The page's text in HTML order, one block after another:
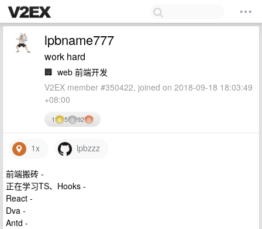
lpbname777
work hard
🏢 web 前端开发
V2EX member #350422, joined on 2018-09-18 18:03:49
+08:00
1 5 92
1x lpbzzz
前端搬砖 -
正在学习TS、Hooks -
React -
Dva -
Antd -